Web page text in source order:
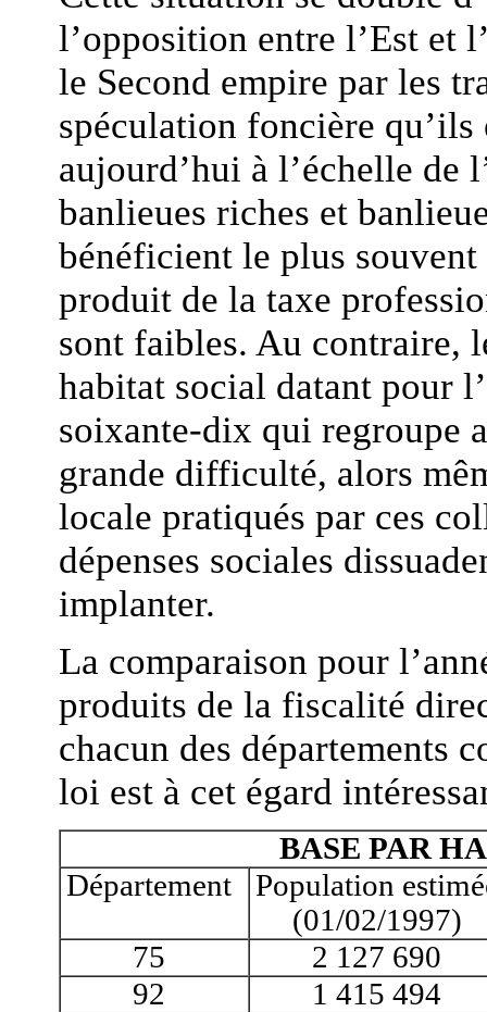
l’opposition entre l’Est et
le Second empire par les
spéculation foncière
aujourd’hui à l’échelle de
banlieues riches et
bénéficient le plus
produit de la taxe
sont faibles. Au contraire,
habitat social datant pour
soixante-dix qui regroupe
grande difficulté, alors
locale pratiqués par ces
dépenses sociales
implanter.
La comparaison pour
produits de la fiscalité
chacun des départements
loi est à cet égard
BASE PAR
Département
Population
(01/02/1997)
75
2 127 690
92
1 415 494